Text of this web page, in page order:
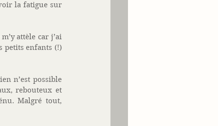
la fatigue sur
attèle car j’ai
petits enfants (!)
n’est possible
rebouteux et
Malgré tout,